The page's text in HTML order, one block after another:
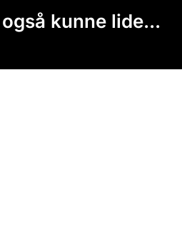
kunne lide...